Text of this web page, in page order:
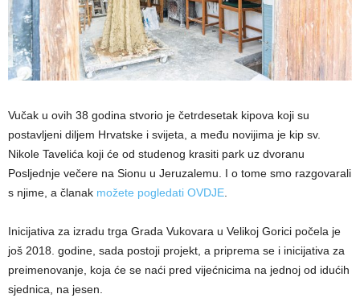
Vučak u ovih 38 godina stvorio je četrdesetak kipova koji su
postavljeni diljem Hrvatske i svijeta, a među novijima je kip sv.
Nikole Tavelića koji će od studenog krasiti park uz dvoranu
Posljednje večere na Sionu u Jeruzalemu. I o tome smo razgovarali
s njime, a članak možete pogledati OVDJE
Inicijativa za izradu trga Grada Vukovara u Velikoj Gorici počela je
još 2018. godine, sada postoji projekt, a priprema se i inicijativa za
preimenovanje, koja će se naći pred vijećnicima na jednoj od idućih
sjednica, na jesen.